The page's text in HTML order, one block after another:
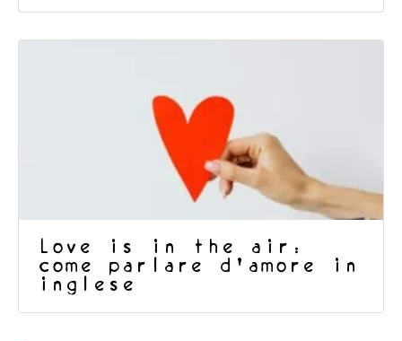
Love is in the air:
come parlare d’amore in
inglese